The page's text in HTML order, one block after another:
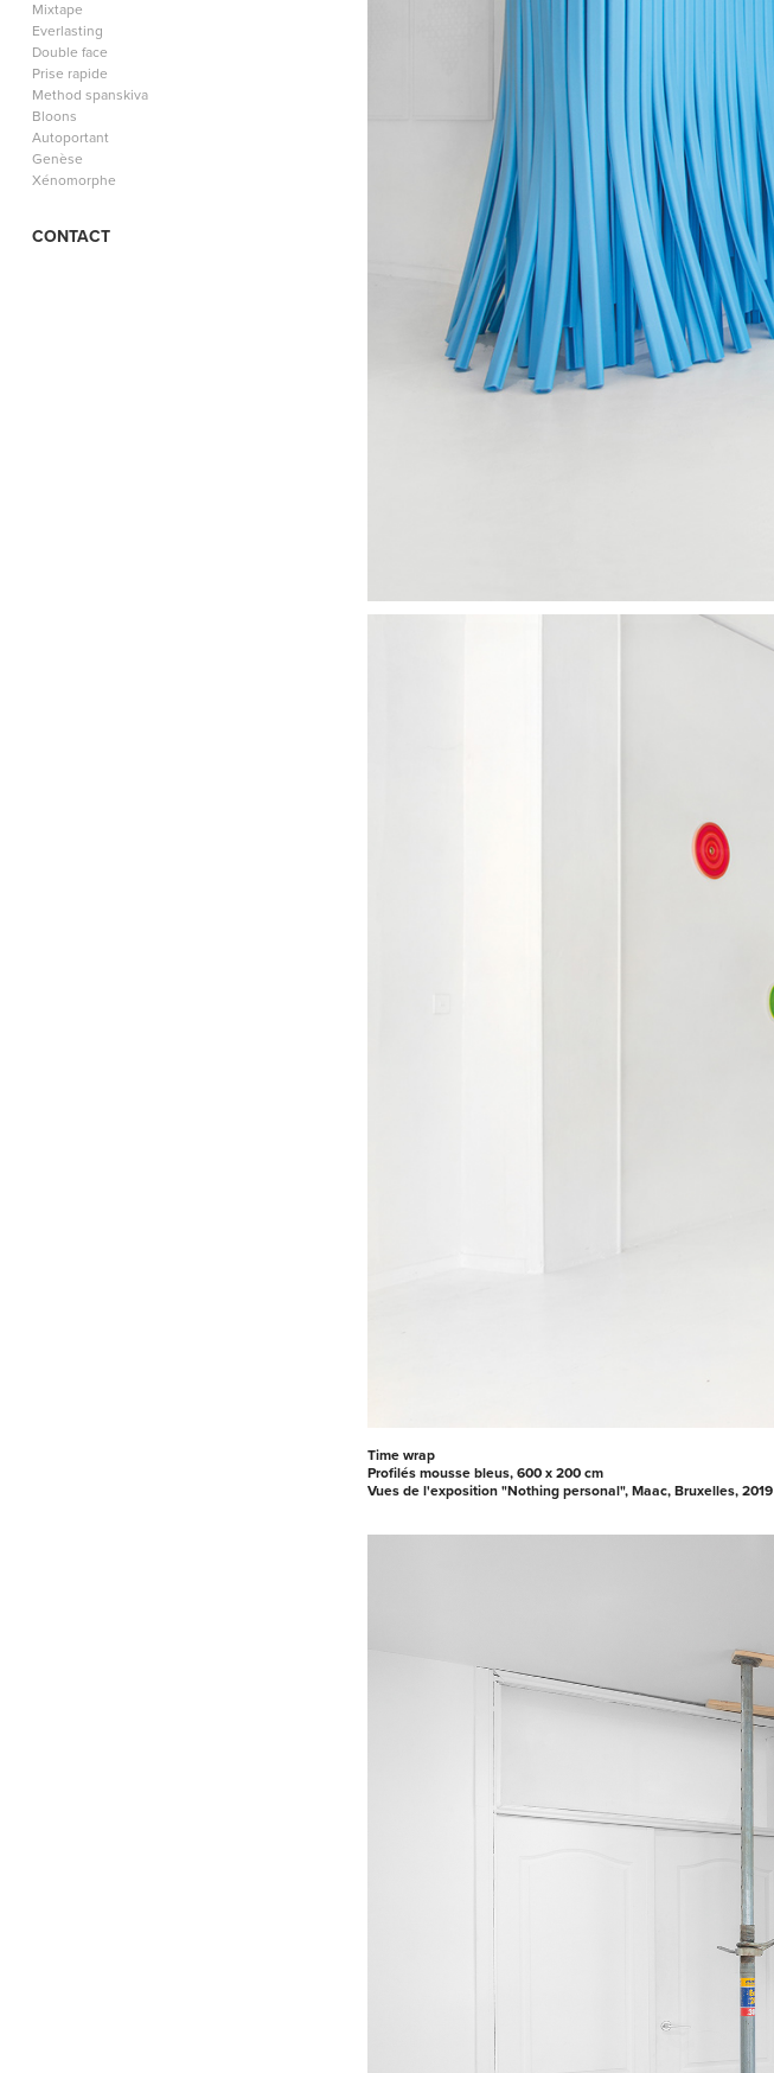
Mixtape
Everlasting
Double face
Prise rapide
Method spanskiva
Bloons
Autoportant
Genèse
Xénomorphe
CONTACT
Time wrap
Profilés mousse bleus, 600 x 200 cm
Vues de l'exposition "Nothing personal", Maac, Bruxelles, 2019